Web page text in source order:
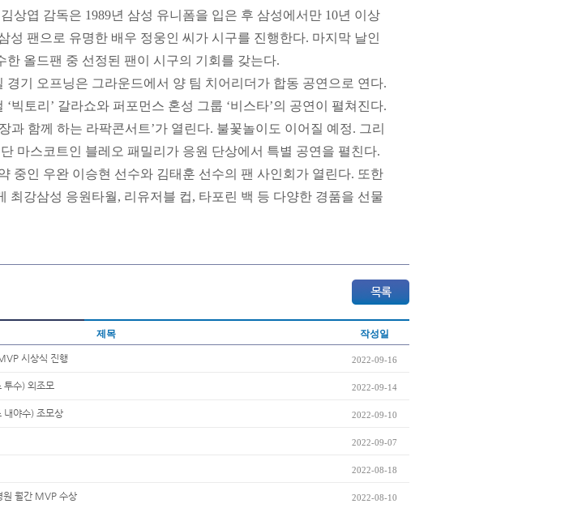
상엽 감독은 1989년 삼성 유니폼을 입은 후 삼성에서만 10년 이상
성 팬으로 유명한 배우 정웅인 씨가 시구를 진행한다. 마지막 날인
한 올드팬 중 선정된 팬이 시구의 기회를 갖는다.
경기 오프닝은 그라운드에서 양 팀 치어리더가 합동 공연으로 연다.
빅토리’ 갈라쇼와 퍼포먼스 혼성 그룹 ‘비스타’의 공연이 펼쳐진다.
과 함께 하는 라팍콘서트’가 열린다. 불꽃놀이도 이어질 예정. 그리
마스코트인 블레오 패밀리가 응원 단상에서 특별 공연을 펼친다.
중인 우완 이승현 선수와 김태훈 선수의 팬 사인회가 열린다. 또한
최강삼성 응원타월, 리유저블 컵, 타포린 백 등 다양한 경품을 선물
제목 작성일
시상식 진행 2022-09-16
투수) 외조모 2022-09-14
내야수) 조모상 2022-09-10
2022-09-07
2022-08-18
원 월간 MVP 수상 2022-08-10